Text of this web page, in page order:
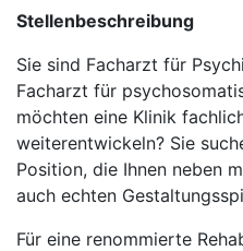
Stellenbeschreibung
Sie sind Facharzt für
Facharzt für
möchten eine Klinik
weiterentwickeln? Sie
Position, die Ihnen neben
auch echten
Für eine renommierte